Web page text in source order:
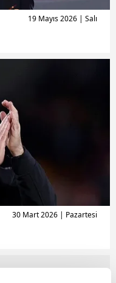
19 Mayıs 2026 | Salı
30 Mart 2026 | Pazartesi